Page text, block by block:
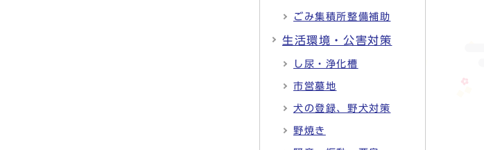
ごみ集積所整備補助
生活環境・公害対策
し尿・浄化槽
市営墓地
犬の登録、野犬対策
野焼き